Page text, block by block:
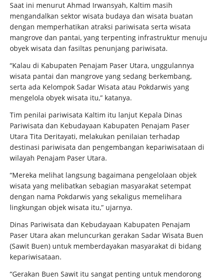
Saat ini menurut Ahmad Irwansyah, Kaltim masih
mengandalkan sektor wisata budaya dan wisata buatan
dengan memperhatikan atraksi pariwisata serta wisata
mangrove dan pantai, yang terpenting infrastruktur menuju
obyek wisata dan fasiltas penunjang pariwisata.
“Kalau di Kabupaten Penajam Paser Utara, unggulannya
wisata pantai dan mangrove yang sedang berkembang,
serta ada Kelompok Sadar Wisata atau Pokdarwis yang
mengelola obyek wisata itu,” katanya.
Tim penilai pariwisata Kaltim itu lanjut Kepala Dinas
Pariwisata dan Kebudayaan Kabupaten Penajam Paser
Utara Tita Deritayati, melakukan penilaian terhadap
destinasi pariwisata dan pengembangan kepariwisataan di
wilayah Penajam Paser Utara.
“Mereka melihat langsung bagaimana pengelolaan objek
wisata yang melibatkan sebagian masyarakat setempat
dengan nama Pokdarwis yang sekaligus memelihara
lingkungan objek wisata itu,” ujarnya.
Dinas Pariwisata dan Kebudayaan Kabupaten Penajam
Paser Utara akan meluncurkan gerakan Sadar Wisata Buen
(Sawit Buen) untuk memberdayakan masyarakat di bidang
kepariwisataan.
“Gerakan Buen Sawit itu sangat penting untuk mendorong